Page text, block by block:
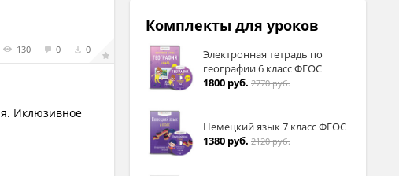
130 0 0
Иклюзивное
Комплекты для уроков
Электронная тетрадь по
географии 6 класс ФГОС
1800 руб. 2770 руб.
Немецкий язык 7 класс ФГОС
1380 руб. 2120 руб.